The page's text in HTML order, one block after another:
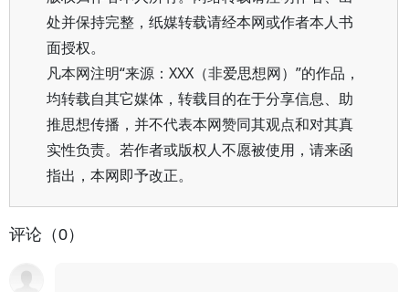
处并保持完整，纸媒转载请经本网或作者本人书
面授权。
凡本网注明“来源：XXX（非爱思想网）”的作品，
均转载自其它媒体，转载目的在于分享信息、助
推思想传播，并不代表本网赞同其观点和对其真
实性负责。若作者或版权人不愿被使用，请来函
指出，本网即予改正。
评论（0）